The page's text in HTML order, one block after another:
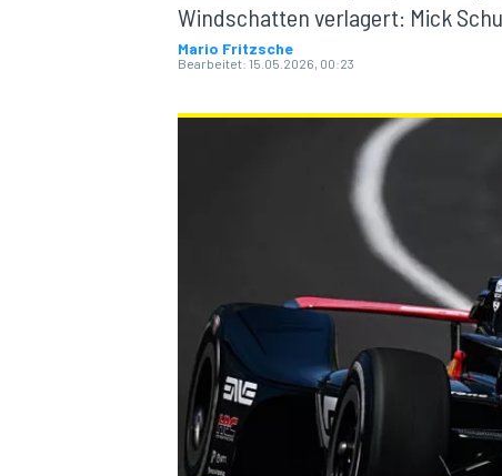
Windschatten verlagert: Mick
Mario Fritzsche
Bearbeitet: 15.05.2026, 00:23